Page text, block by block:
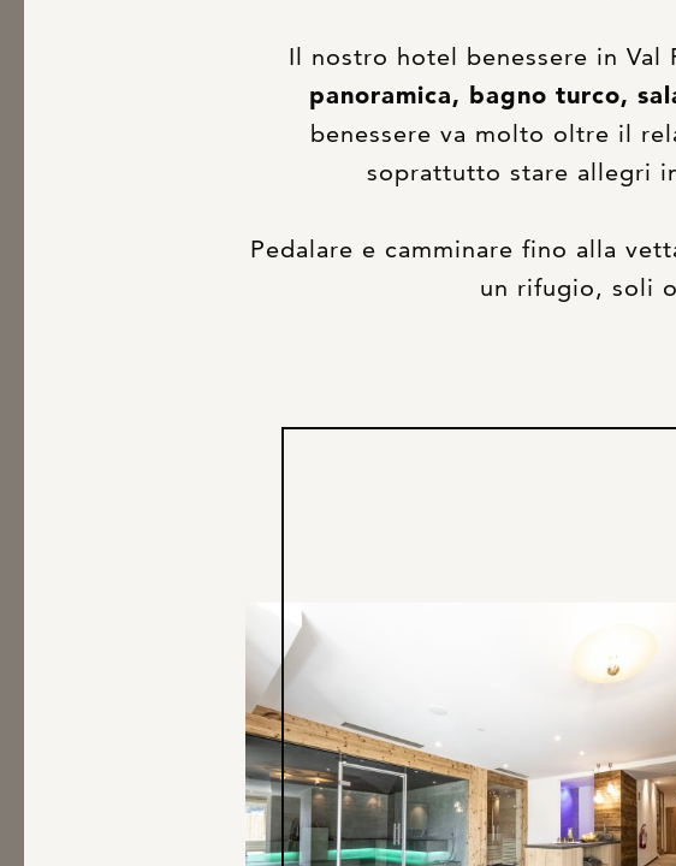
Il nostro hotel benessere in Val
panoramica, bagno turco,
benessere va molto oltre il
soprattutto stare allegri
Pedalare e camminare fino alla
un rifugio, soli